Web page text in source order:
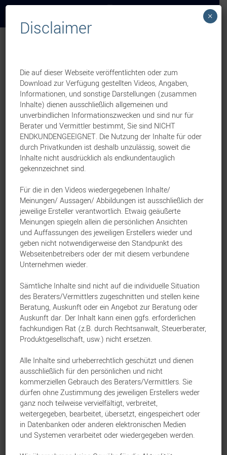
Aufzeichnung des Webinars vom 26.5.2025
Dein direkter Zugang zu
myLife Invest – jetzt
entdecken
22. August 2025
Bild:seb_ra/iStock
Du suchst nach einer Investmentlösung, die
die Vorteile eines Depots und einer
Fondspolice vereint – und dabei noch mehr
für Dich und Deine Kunden herausholt?
Dann ist myLife Invest genau das Richtige
Disclaimer
Die auf dieser Webseite veröffentlichten oder zum
Download zur Verfügung gestellten Videos, Angaben,
Informationen, und sonstige Darstellungen (zusammen
Inhalte) dienen ausschließlich allgemeinen und
unverbindlichen Informationszwecken und sind nur für
Berater und Vermittler bestimmt, Sie sind NICHT
ENDKUNDENGEEIGNET. Die Nutzung der Inhalte für oder
durch Privatkunden ist deshalb unzulässig, soweit die
Inhalte nicht ausdrücklich als endkundentauglich
gekennzeichnet sind.
Für die in den Videos wiedergegebenen Inhalte/
Meinungen/ Aussagen/ Abbildungen ist ausschließlich der
jeweilige Ersteller verantwortlich. Etwaig geäußerte
Meinungen spiegeln allein die persönlichen Ansichten
und Auffassungen des jeweiligen Erstellers wieder und
geben nicht notwendigerweise den Standpunkt des
Webseitenbetreibers oder der mit diesem verbundene
Unternehmen wieder.
Sämtliche Inhalte sind nicht auf die individuelle Situation
des Beraters/Vermittlers zugeschnitten und stellen keine
Beratung, Auskunft oder ein Angebot zur Beratung oder
Auskunft dar. Der Inhalt kann einen ggfs. erforderlichen
fachkundigen Rat (z.B. durch Rechtsanwalt, Steuerberater,
Produktgesellschaft, usw.) nicht ersetzen.
Alle Inhalte sind urheberrechtlich geschützt und dienen
ausschließlich für den persönlichen und nicht
kommerziellen Gebrauch des Beraters/Vermittlers. Sie
dürfen ohne Zustimmung des jeweiligen Erstellers weder
ganz noch teilweise vervielfältigt, verbreitet,
weitergegeben, bearbeitet, übersetzt, eingespeichert oder
in Datenbanken oder anderen elektronischen Medien
und Systemen verarbeitet oder wiedergegeben werden.
×